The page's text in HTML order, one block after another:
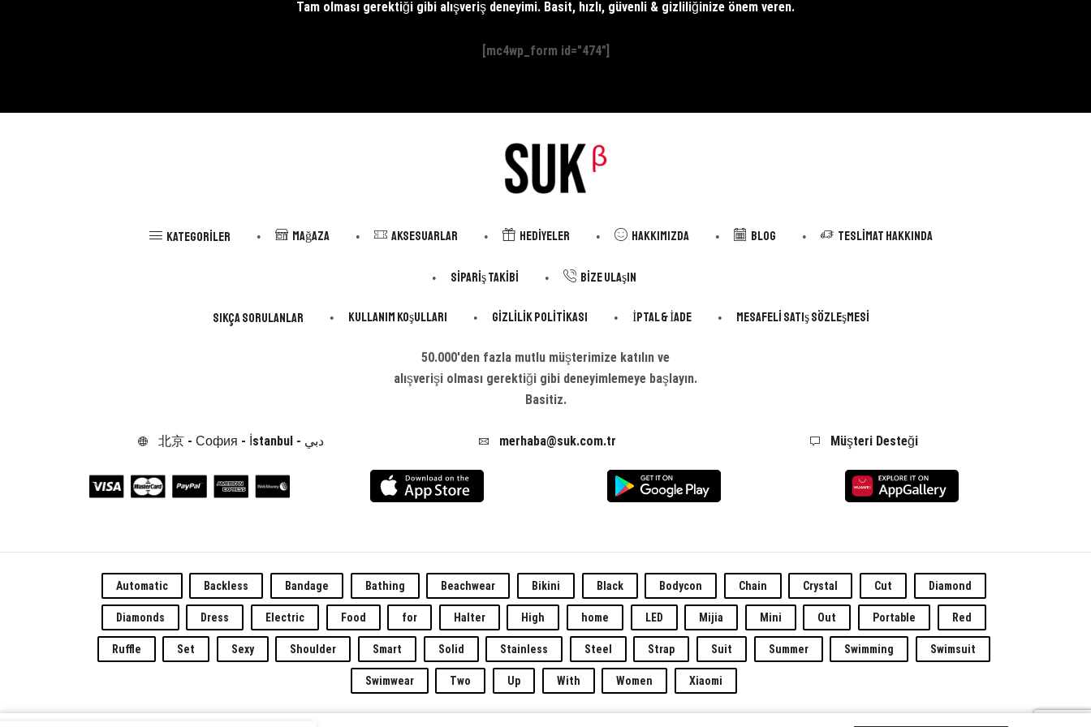
Tam olması gerektiği gibi alışveriş deneyimi. Basit, hızlı, güvenli & gizliliğinize önem veren.
[mc4wp_form id="474"]
Kategoriler Mağaza Aksesuarlar Hediyeler Hakkımızda Blog Teslimat Hakkında
Sipariş Takibi Bize Ulaşın
Sıkça Sorulanlar Kullanım Koşulları Gizlilik Politikası İptal & İade Mesafeli Satış Sözleşmesi
50.000'den fazla mutlu müşterimize katılın ve
alışverişi olması gerektiği gibi deneyimlemeye başlayın.
Basitiz.
北京 - София - İstanbul - دبي merhaba@suk.com.tr Müşteri Desteği
Automatic Backless Bandage Bathing Beachwear Bikini Black Bodycon Chain Crystal Cut Diamond
Diamonds Dress Electric Food for Halter High home LED Mijia Mini Out Portable Red
Ruffle Set Sexy Shoulder Smart Solid Stainless Steel Strap Suit Summer Swimming Swimsuit
Swimwear Two Up With Women Xiaomi